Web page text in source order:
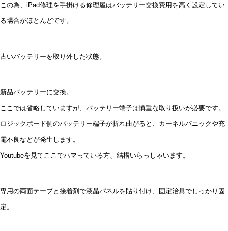
この為、iPad修理を手掛ける修理屋はバッテリー交換費用を高く設定してい
る場合がほとんどです。
古いバッテリーを取り外した状態。
新品バッテリーに交換。
ここでは省略していますが、バッテリー端子は慎重な取り扱いが必要です。
ロジックボード側のバッテリー端子が折れ曲がると、カーネルパニックや充
電不良などが発生します。
Youtubeを見てここでハマっている方、結構いらっしゃいます。
専用の両面テープと接着剤で液晶パネルを貼り付け、固定治具でしっかり固
定。